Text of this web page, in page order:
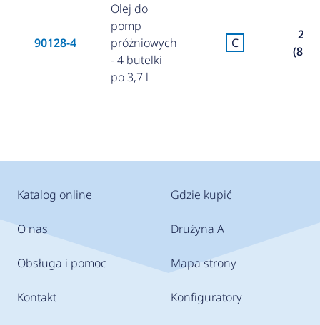
90128-4
Olej do
pomp
próżniowych
- 4 butelki
po 3,7 l
C
Katalog online
O nas
Obsługa i pomoc
Kontakt
Gdzie kupić
Drużyna A
Mapa strony
Konfiguratory